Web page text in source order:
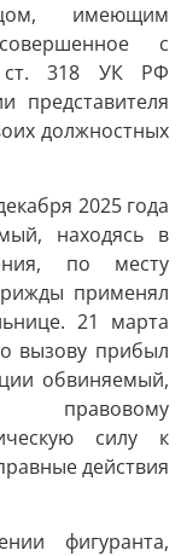
имеющим
с
ст. 318 УК РФ
представителя
должностных
2025 года
находясь в
по месту
применял
21 марта
вызову прибыл
обвиняемый,
правовому
силу к
действия
фигуранта,